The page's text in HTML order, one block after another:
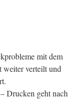
mit dem
weiter verteilt und
Drucken geht nach